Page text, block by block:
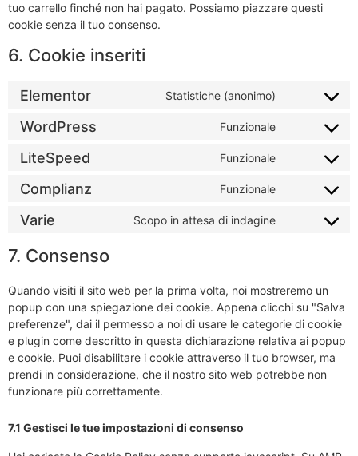
tuo carrello finché non hai pagato. Possiamo piazzare questi
cookie senza il tuo consenso.
6. Cookie inseriti
Elementor Statistiche (anonimo)
WordPress Funzionale
LiteSpeed Funzionale
Complianz Funzionale
Varie Scopo in attesa di indagine
7. Consenso
Quando visiti il sito web per la prima volta, noi mostreremo un
popup con una spiegazione dei cookie. Appena clicchi su "Salva
preferenze", dai il permesso a noi di usare le categorie di cookie
e plugin come descritto in questa dichiarazione relativa ai popup
e cookie. Puoi disabilitare i cookie attraverso il tuo browser, ma
prendi in considerazione, che il nostro sito web potrebbe non
funzionare più correttamente.
7.1 Gestisci le tue impostazioni di consenso